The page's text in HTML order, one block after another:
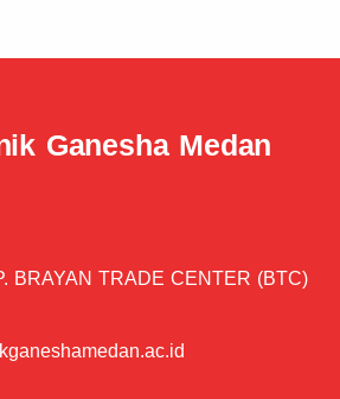
MeTA #6
Tampilan Dashboard #4
Akun MeTA #3
Ganesha Medan
BRAYAN TRADE CENTER (BTC)